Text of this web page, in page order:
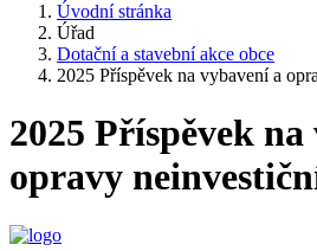
Úvodní stránka
Úřad
Dotační a stavební akce obce
2025 Příspěvek na vybavení a
2025 Příspěvek
opravy